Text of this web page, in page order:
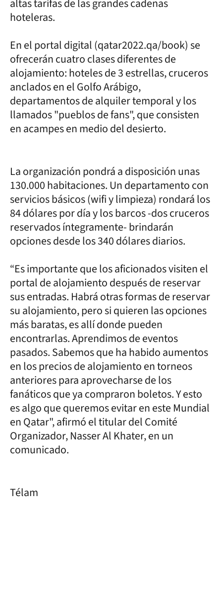
altas tarifas de las grandes cadenas
hoteleras.
En el portal digital (qatar2022.qa/book) se
ofrecerán cuatro clases diferentes de
alojamiento: hoteles de 3 estrellas, cruceros
anclados en el Golfo Arábigo,
departamentos de alquiler temporal y los
llamados "pueblos de fans", que consisten
en acampes en medio del desierto.
La organización pondrá a disposición unas
130.000 habitaciones. Un departamento con
servicios básicos (wifi y limpieza) rondará los
84 dólares por día y los barcos -dos cruceros
reservados íntegramente- brindarán
opciones desde los 340 dólares diarios.
“Es importante que los aficionados visiten el
portal de alojamiento después de reservar
sus entradas. Habrá otras formas de reservar
su alojamiento, pero si quieren las opciones
más baratas, es allí donde pueden
encontrarlas. Aprendimos de eventos
pasados. Sabemos que ha habido aumentos
en los precios de alojamiento en torneos
anteriores para aprovecharse de los
fanáticos que ya compraron boletos. Y esto
es algo que queremos evitar en este Mundial
en Qatar", afirmó el titular del Comité
Organizador, Nasser Al Khater, en un
comunicado.
Télam